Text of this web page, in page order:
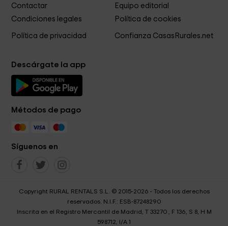
Contactar
Equipo editorial
Condiciones legales
Política de cookies
Política de privacidad Confianza CasasRurales.net
Descárgate la app
Métodos de pago
Síguenos en
Copyright RURAL RENTALS S.L. © 2015-2026 - Todos los derechos
reservados. N.I.F.: ESB-87248290
Inscrita en el Registro Mercantil de Madrid, T 33270 , F 136, S 8, H M
598712, I/A 1